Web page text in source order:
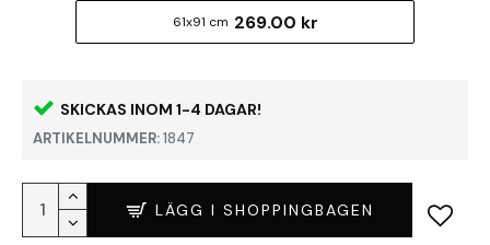
SKICKAS INOM 1-4 DAGAR!
ARTIKELNUMMER:1847
61x91 cm 269.00 kr
LÄGG I SHOPPINGBAGEN